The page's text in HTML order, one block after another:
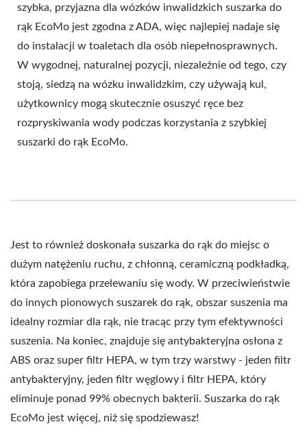
szybka, przyjazna dla wózków inwalidzkich suszarka do
rąk EcoMo jest zgodna z ADA, więc najlepiej nadaje się
do instalacji w toaletach dla osób niepełnosprawnych.
W wygodnej, naturalnej pozycji, niezależnie od tego, czy
stoją, siedzą na wózku inwalidzkim, czy używają kul,
użytkownicy mogą skutecznie osuszyć ręce bez
rozpryskiwania wody podczas korzystania z szybkiej
suszarki do rąk EcoMo.
Jest to również doskonała suszarka do rąk do miejsc o
dużym natężeniu ruchu, z chłonną, ceramiczną podkładką,
która zapobiega przelewaniu się wody. W przeciwieństwie
do innych pionowych suszarek do rąk, obszar suszenia ma
idealny rozmiar dla rąk, nie tracąc przy tym efektywności
suszenia. Na koniec, znajduje się antybakteryjna osłona z
ABS oraz super filtr HEPA, w tym trzy warstwy - jeden filtr
antybakteryjny, jeden filtr węglowy i filtr HEPA, który
eliminuje ponad 99% obecnych bakterii. Suszarka do rąk
EcoMo jest więcej, niż się spodziewasz!